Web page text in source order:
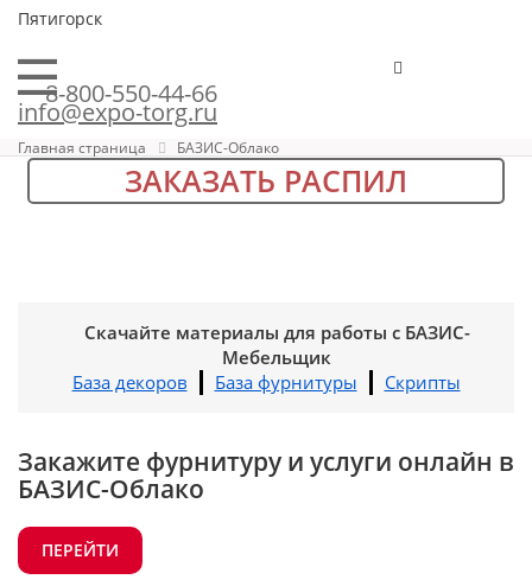
Пятигорск
8-800-550-44-66
info@expo-torg.ru
Главная страница БАЗИС-Облако
ЗАКАЗАТЬ РАСПИЛ
Скачайте материалы для работы с БАЗИС-
Мебельщик
База декоров
База фурнитуры Скрипты
Закажите фурнитуру и услуги онлайн в
БАЗИС-Облако
ПЕРЕЙТИ